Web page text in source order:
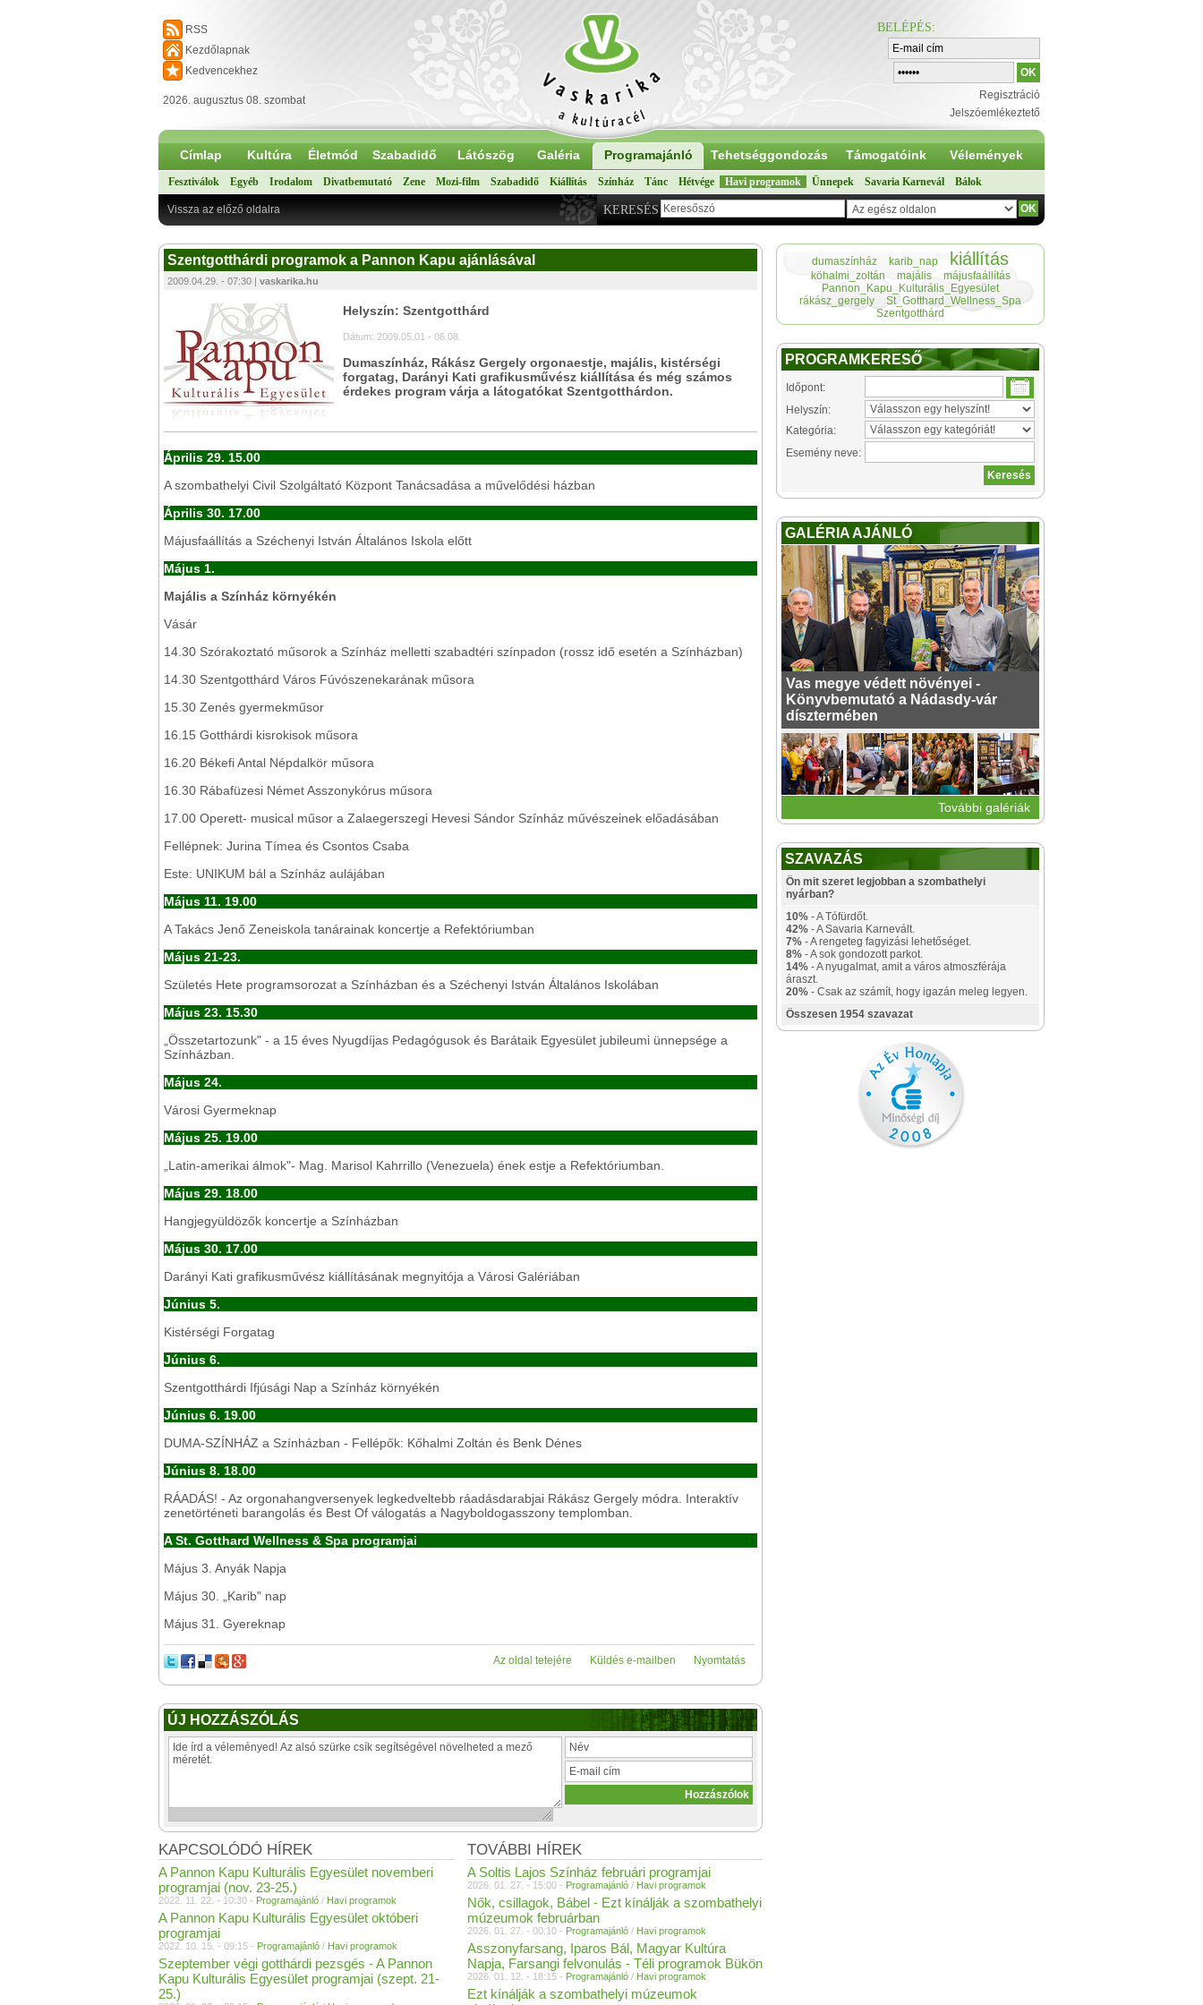
RSS
Kezdőlapnak
Kedvencekhez
2026. augusztus 08. szombat
BELÉPÉS:
Regisztráció
Jelszóemlékeztető
Címlap Kultúra Életmód Szabadidő Látószög Galéria Programajánló Tehetséggondozás Támogatóink Vélemények
Fesztiválok Egyéb Irodalom Divatbemutató Zene Mozi-film Szabadidő Kiállítás Színház Tánc Hétvége Havi programok Ünnepek Savaria Karnevál Bálok
KERESÉS
Vissza az előző oldalra
Szentgotthárdi programok a Pannon Kapu ajánlásával
2009.04.29. - 07:30 | vaskarika.hu
Helyszín: Szentgotthárd
Dátum: 2009.05.01 - 06.08.
Dumaszínház, Rákász Gergely orgonaestje, majális, kistérségi
forgatag, Darányi Kati grafikusművész kiállítása és még számos
érdekes program várja a látogatókat Szentgotthárdon.
Április 29. 15.00
A szombathelyi Civil Szolgáltató Központ Tanácsadása a művelődési házban
Április 30. 17.00
Májusfaállítás a Széchenyi István Általános Iskola előtt
Május 1.
Majális a Színház környékén
Vásár
14.30 Szórakoztató műsorok a Színház melletti szabadtéri színpadon (rossz idő esetén a Színházban)
14.30 Szentgotthárd Város Fúvószenekarának műsora
15.30 Zenés gyermekműsor
16.15 Gotthárdi kisrokisok műsora
16.20 Békefi Antal Népdalkör műsora
16.30 Rábafüzesi Német Asszonykórus műsora
17.00 Operett- musical műsor a Zalaegerszegi Hevesi Sándor Színház művészeinek előadásában
Fellépnek: Jurina Tímea és Csontos Csaba
Este: UNIKUM bál a Színház aulájában
Május 11. 19.00
A Takács Jenő Zeneiskola tanárainak koncertje a Refektóriumban
Május 21-23.
Születés Hete programsorozat a Színházban és a Széchenyi István Általános Iskolában
Május 23. 15.30
„Összetartozunk" - a 15 éves Nyugdíjas Pedagógusok és Barátaik Egyesület jubileumi ünnepsége a
Színházban.
Május 24.
Városi Gyermeknap
Május 25. 19.00
„Latin-amerikai álmok"- Mag. Marisol Kahrrillo (Venezuela) ének estje a Refektóriumban.
Május 29. 18.00
Hangjegyüldözők koncertje a Színházban
Május 30. 17.00
Darányi Kati grafikusművész kiállításának megnyitója a Városi Galériában
Június 5.
Kistérségi Forgatag
Június 6.
Szentgotthárdi Ifjúsági Nap a Színház környékén
Június 6. 19.00
DUMA-SZÍNHÁZ a Színházban - Fellépők: Kőhalmi Zoltán és Benk Dénes
Június 8. 18.00
RÁADÁS! - Az orgonahangversenyek legkedveltebb ráadásdarabjai Rákász Gergely módra. Interaktív
zenetörténeti barangolás és Best Of válogatás a Nagyboldogasszony templomban.
A St. Gotthard Wellness & Spa programjai
Május 3. Anyák Napja
Május 30. „Karib" nap
Május 31. Gyereknap
Nyomtatás
Küldés e-mailben
Az oldal tetejére
ÚJ HOZZÁSZÓLÁS
TOVÁBBI HÍREK
A Soltis Lajos Színház februári programjai
2026. 01. 27. - 15:00 - Programajánló / Havi programok
Nők, csillagok, Bábel - Ezt kínálják a szombathelyi
múzeumok februárban
2026. 01. 27. - 00:10 - Programajánló / Havi programok
Asszonyfarsang, Iparos Bál, Magyar Kultúra
Napja, Farsangi felvonulás - Téli programok Bükön
2026. 01. 12. - 18:15 - Programajánló / Havi programok
Ezt kínálják a szombathelyi múzeumok
KAPCSOLÓDÓ HÍREK
A Pannon Kapu Kulturális Egyesület novemberi
programjai (nov. 23-25.)
2022. 11. 22. - 10:30 - Programajánló / Havi programok
A Pannon Kapu Kulturális Egyesület októberi
programjai
2022. 10. 15. - 09:15 - Programajánló / Havi programok
Szeptember végi gotthárdi pezsgés - A Pannon
Kapu Kulturális Egyesület programjai (szept. 21-
25.)
dumaszínház karib_nap kiállítás
köhalmi_zoltán majális
májusfaállítás
Pannon_Kapu_Kulturális_Egyesület
rákász_gergely
St_Gotthard_Wellness_Spa
Szentgotthárd
PROGRAMKERESŐ
Időpont:
Helyszín:
Kategória:
Esemény neve:
GALÉRIA AJÁNLÓ
Vas megye védett növényei -
Könyvbemutató a Nádasdy-vár
dísztermében
További galériák
SZAVAZÁS
Ön mit szeret legjobban a szombathelyi
nyárban?
10% - A Tófürdőt.
42% - A Savaria Karnevált.
7% - A rengeteg fagyizási lehetőséget.
8% - A sok gondozott parkot.
14% - A nyugalmat, amit a város atmoszférája
áraszt.
20% - Csak az számít, hogy igazán meleg legyen.
Összesen 1954 szavazat